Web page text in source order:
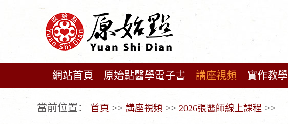
網站首頁 原始點醫學電子書 講座視頻 實作教
當前位置： 首頁 >> 講座視頻 >> 2026張醫師線上課程 >>